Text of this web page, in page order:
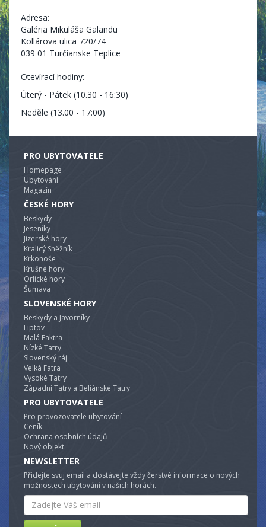
Adresa:
Galéria Mikuláša Galandu
Kollárova ulica 720/74
039 01 Turčianske Teplice
Otevírací hodiny:
Úterý - Pátek (10.30 - 16:30)
Neděle (13.00 - 17:00)
PRO UBYTOVATELE
Homepage
Ubytování
Magazín
ČESKÉ HORY
Beskydy
Jeseníky
Jizerské hory
Kralicý Sněžník
Krkonoše
Krušné hory
Orlické hory
Šumava
SLOVENSKÉ HORY
Beskydy a Javorníky
Liptov
Malá Faktra
Nízké Tatry
Slovenský ráj
Velká Fatra
Vysoké Tatry
Západní Tatry a Beliánské Tatry
PRO UBYTOVATELE
Pro provozovatele ubytování
Ceník
Ochrana osobních údajů
Nový objekt
NEWSLETTER
Přidejte svuj email a dostávejte vždy čerstvé informace o nových
možnostech ubytování v našich horách.
Email